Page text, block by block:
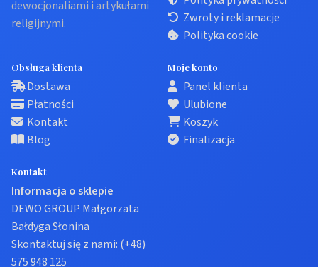
dewocjonaliami i artykułami
religijnymi.
Zwroty i reklamacje
Polityka cookie
Obsługa klienta
Dostawa
Płatności
Kontakt
Blog
Moje konto
Panel klienta
Ulubione
Koszyk
Finalizacja
Kontakt
Informacja o sklepie
DEWO GROUP Małgorzata
Bałdyga Słonina
Skontaktuj się z nami: (+48)
575 948 125